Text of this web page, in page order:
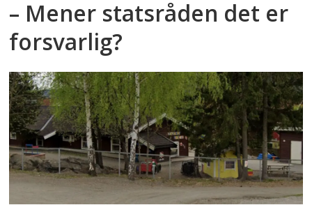
– Mener statsråden det er
forsvarlig?